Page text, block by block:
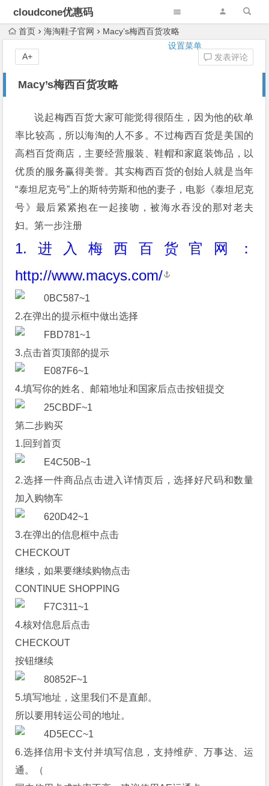
cloudcone优惠码
设置菜单
首页 海淘鞋子官网 Macy’s梅西百货攻略
Macy’s梅西百货攻略
发表评论
A+
说起梅西百货大家可能觉得很陌生，因为他的砍单
率比较高，所以海淘的人不多。不过梅西百货是美国的
高档百货商店，主要经营服装、鞋帽和家庭装饰品，以
优质的服务赢得美誉。其实梅西百货的创始人就是当年
“泰坦尼克号”上的斯特劳斯和他的妻子，电影《泰坦尼克
号》最后紧紧抱在一起接吻，被海水吞没的那对老夫
妇。第一步注册
1.进入梅西百货官网：
http://www.macys.com/
2.在弹出的提示框中做出选择
3.点击首页顶部的提示
4.填写你的姓名、邮箱地址和国家后点击按钮提交
第二步购买
1.回到首页
2.选择一件商品点击进入详情页后，选择好尺码和数量
加入购物车
3.在弹出的信息框中点击
CHECKOUT
继续，如果要继续购物点击
CONTINUE SHOPPING
4.核对信息后点击
CHECKOUT
按钮继续
5.填写地址，这里我们不是直邮。
所以要用转运公司的地址。
6.选择信用卡支付并填写信息，支持维萨、万事达、运
通。（